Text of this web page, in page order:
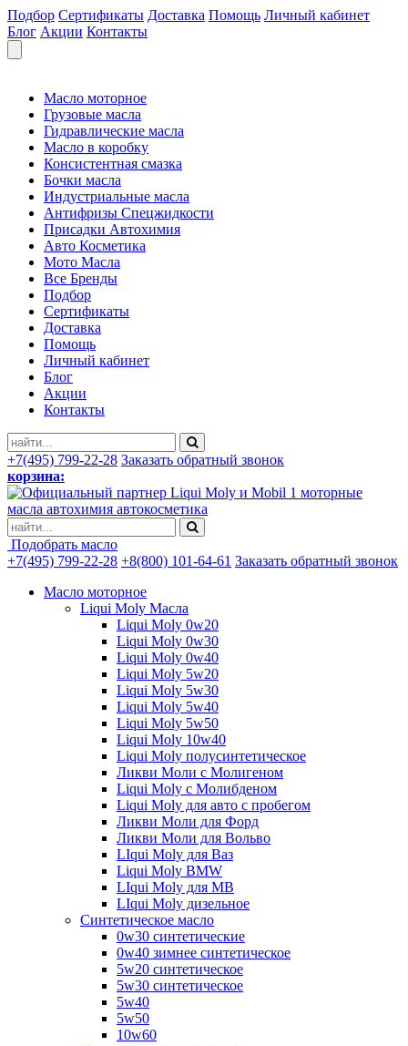
Подбор Сертификаты Доставка Помощь Личный кабинет
Блог Акции Контакты
Масло моторное
Грузовые масла
Гидравлические масла
Масло в коробку
Консистентная смазка
Бочки масла
Индустриальные масла
Антифризы Спецжидкости
Присадки Автохимия
Авто Косметика
Мото Масла
Все Бренды
Подбор
Сертификаты
Доставка
Помощь
Личный кабинет
Блог
Акции
Контакты
+7(495) 799-22-28 Заказать обратный звонок
корзина:
моторные
масла автохимия автокосметика
Подобрать масло
+7(495) 799-22-28 +8(800) 101-64-61 Заказать обратный звонок
Масло моторное
Liqui Moly Масла
Liqui Moly 0w20
Liqui Moly 0w30
Liqui Moly 0w40
Liqui Moly 5w20
Liqui Moly 5w30
Liqui Moly 5w40
Liqui Moly 5w50
Liqui Moly 10w40
Liqui Moly полусинтетическое
Ликви Моли с Молигеном
Liqui Moly с Молибденом
Liqui Moly для авто с пробегом
Ликви Моли для Форд
Ликви Моли для Вольво
LIqui Moly для Ваз
Liqui Moly BMW
LIqui Moly для MB
LIqui Moly дизельное
Синтетическое масло
0w30 синтетические
0w40 зимнее синтетическое
5w20 синтетическое
5w30 синтетическое
5w40
5w50
10w60